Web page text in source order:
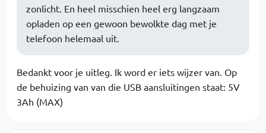
zonlicht. En heel misschien heel erg langzaam
opladen op een gewoon bewolkte dag met je
telefoon helemaal uit.
Bedankt voor je uitleg. Ik word er iets wijzer van. Op
de behuizing van van die USB aansluitingen staat: 5V
3Ah (MAX)